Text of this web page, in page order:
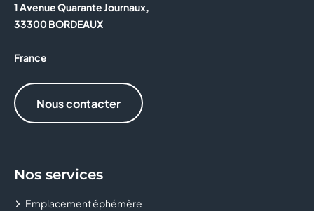
1 Avenue Quarante Journaux,
33300 BORDEAUX
France
Nous contacter
Nos services
Emplacement éphémère